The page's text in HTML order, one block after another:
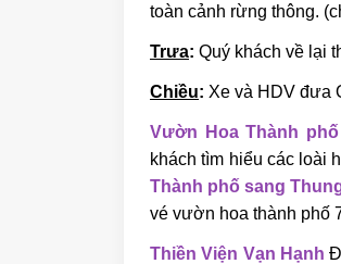
toàn cảnh rừng thông.
Trưa: Quý khách về lại
Chiều: Xe và HDV đưa
Vườn Hoa Thành phố
khách tìm hiểu các loài
Thành phố sang
vé vườn hoa thành phố
Thiền Viện Vạn Hạnh